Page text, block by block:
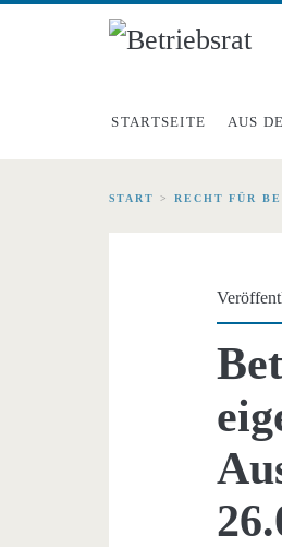
STARTSEITE AUS
START > RECHT FÜR